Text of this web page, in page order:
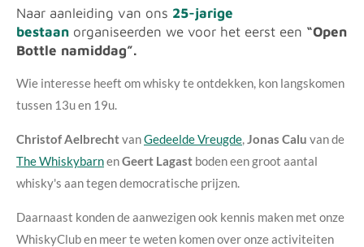
Naar aanleiding van ons 25-jarige
bestaan organiseerden we voor het eerst een “Open
Bottle namiddag”.
Wie interesse heeft om whisky te ontdekken, kon langskomen
tussen 13u en 19u.
Christof AelbrechtvanGedeelde Vreugde,Jonas Calu van de
The WhiskybarnenGeert Lagast boden een groot aantal
whisky's aan tegen democratische prijzen.
Daarnaast konden de aanwezigen ook kennis maken met onze
WhiskyClub en meer te weten komen over onze activiteiten